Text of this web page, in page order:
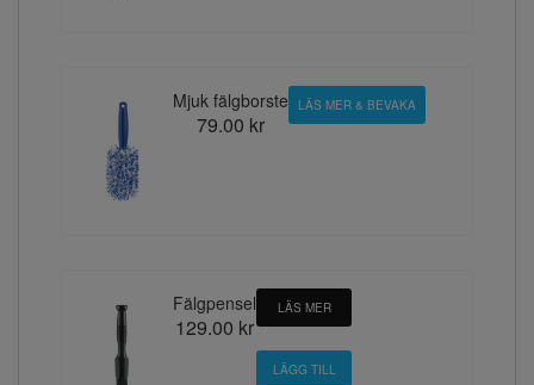
Mjuk fälgborste
79.00 kr
LÄS MER & BEVAKA
Fälgpensel
129.00 kr
LÄS MER